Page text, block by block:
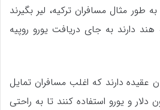
مثال مسافران ترکیه، لیر بگیرند
دارند به جای دریافت یورو روپیه
عقیده دارند که اغلب مسافران تمایل
دلار و یورو استفاده کنند تا به راحتی